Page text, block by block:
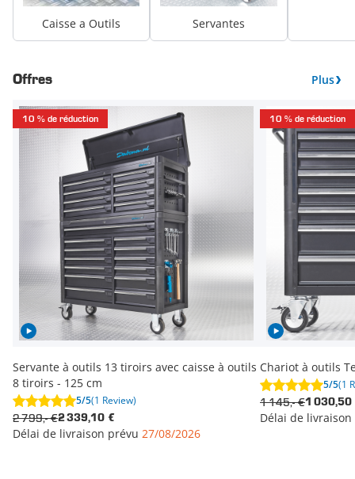
Caisse a Outils Servantes
Offres Plus
10 % de réduction
Servante à outils 13 tiroirs avec caisse à outils
8 tiroirs - 125 cm
5/5(1 Review)
2 339,10 €
2 799,- €
Délai de livraison prévu 27/08/2026
10 % de réduction
Chariot à outils
5/5(1
1 030,50
1 145,- €
Délai de